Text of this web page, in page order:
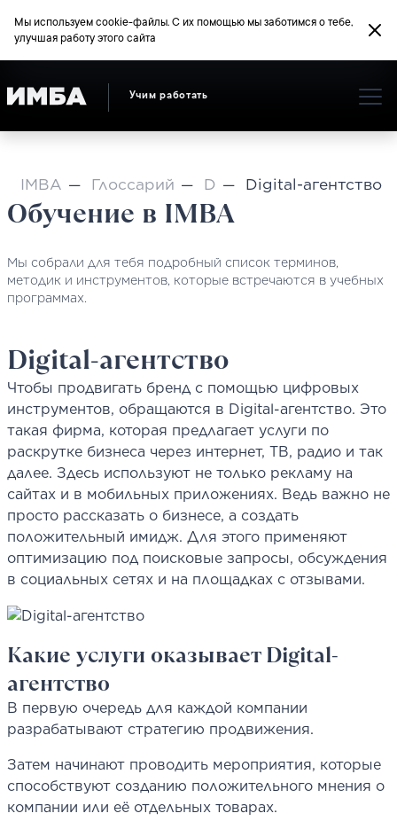
Мы используем cookie-файлы. С их помощью мы заботимся о тебе,
улучшая работу этого сайта
Учим работать
IMBA Глоссарий D Digital-агентство
Обучение в IMBA
Мы собрали для тебя подробный список терминов,
методик и инструментов, которые встречаются в учебных
программах.
Digital-агентство
Чтобы продвигать бренд с помощью цифровых
инструментов, обращаются в Digital-агентство. Это
такая фирма, которая предлагает услуги по
раскрутке бизнеса через интернет, ТВ, радио и так
далее. Здесь используют не только рекламу на
сайтах и в мобильных приложениях. Ведь важно не
просто рассказать о бизнесе, а создать
положительный имидж. Для этого применяют
оптимизацию под поисковые запросы, обсуждения
в социальных сетях и на площадках с отзывами.
Какие услуги оказываетDigital-
агентство
В первую очередь для каждой компании
разрабатывают стратегию продвижения.
Затем начинают проводить мероприятия, которые
способствуют созданию положительного мнения о
компании или её отдельных товарах.